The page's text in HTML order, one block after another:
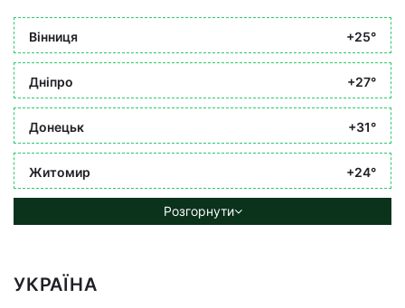
Вінниця +25°
Дніпро +27°
Донецьк +31°
Житомир +24°
Розгорнути
УКРАЇНА